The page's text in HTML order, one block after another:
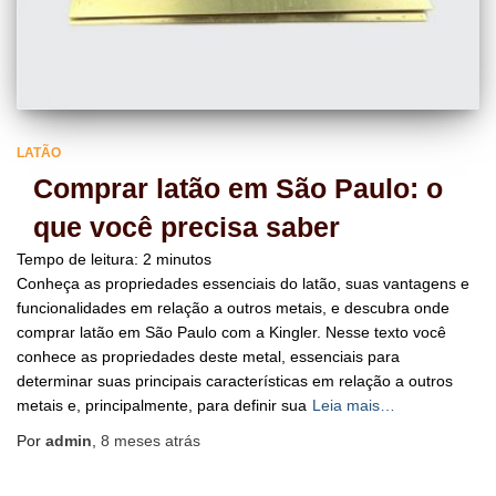
LATÃO
Comprar latão em São Paulo: o
que você precisa saber
Tempo de leitura: 2 minutos
Conheça as propriedades essenciais do latão, suas vantagens e
funcionalidades em relação a outros metais, e descubra onde
comprar latão em São Paulo com a Kingler. Nesse texto você
conhece as propriedades deste metal, essenciais para
determinar suas principais características em relação a outros
metais e, principalmente, para definir sua Leia mais…
Por admin 8 meses atrás